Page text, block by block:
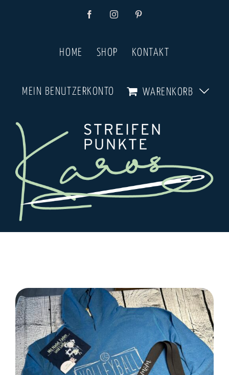
FacebookInstagramPinterest
HOME SHOP KONTAKT
MEIN BENUTZERKONTO WARENKORB
SELECT OPTIONS / DETAILS